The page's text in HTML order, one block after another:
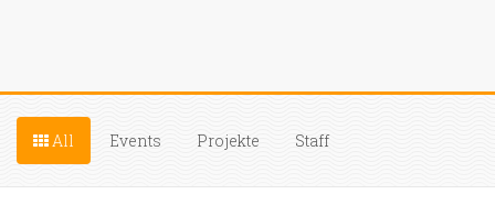
All Events Projekte Staff